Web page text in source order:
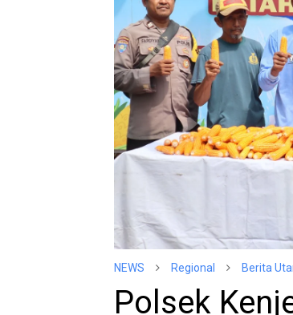
NEWS Regional Berita
Polsek